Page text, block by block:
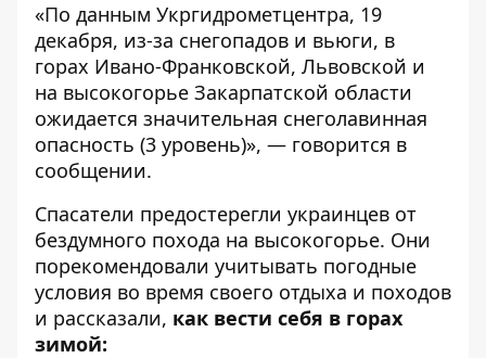
«По данным Укргидрометцентра, 19
декабря, из-за снегопадов и вьюги, в
горах Ивано-Франковской, Львовской и
на высокогорье Закарпатской области
ожидается значительная снеголавинная
опасность (3 уровень)», — говорится в
сообщении.
Спасатели предостерегли украинцев от
бездумного похода на высокогорье. Они
порекомендовали учитывать погодные
условия во время своего отдыха и походов
и рассказали, как вести себя в горах
зимой: